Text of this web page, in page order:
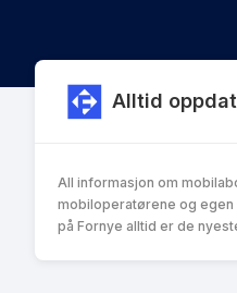
Alltid
All informasjon om
mobiloperatørene og
på Fornye alltid er de